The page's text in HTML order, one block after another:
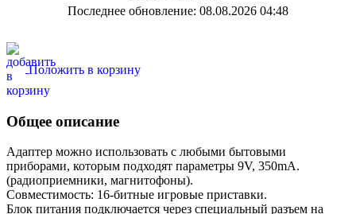
Последнее обновление: 08.08.2026 04:48
Положить в корзину
Общее описание
Адаптер можно использовать с любыми бытовыми
приборами, которым подходят параметры 9V, 350mA.
(радиоприемники, магнитофоны).
Совместимость: 16-битные игровые приставки.
Блок питания подключается через специальный разъем на